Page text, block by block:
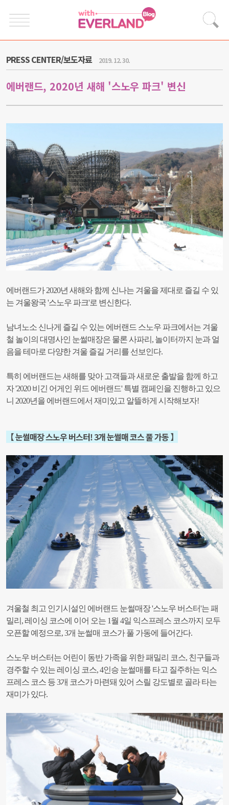
PRESS CENTER/보도자료 2019. 12. 30.
에버랜드, 2020년 새해 '스노우 파크' 변신
에버랜드가 2020년 새해와 함께 신나는 겨울을 제대로 즐길 수 있
는 겨울왕국 '스노우 파크'로 변신한다.
남녀노소 신나게 즐길 수 있는 에버랜드 스노우 파크에서는 겨울
철 놀이의 대명사인 눈썰매장은 물론 사파리, 놀이터까지 눈과 얼
음을 테마로 다양한 겨울 즐길 거리를 선보인다.
특히 에버랜드는 새해를 맞아 고객들과 새로운 출발을 함께 하고
자 '2020 비긴 어게인 위드 에버랜드' 특별 캠페인을 진행하고 있으
니 2020년을 에버랜드에서 재미있고 알뜰하게 시작해보자!
【 눈썰매장 스노우 버스터! 3개 눈썰매 코스 풀 가동 】
겨울철 최고 인기시설인 에버랜드 눈썰매장 '스노우 버스터'는 패
밀리, 레이싱 코스에 이어 오는 1월 4일 익스프레스 코스까지 모두
오픈할 예정으로, 3개 눈썰매 코스가 풀 가동에 들어간다.
스노우 버스터는 어린이 동반 가족을 위한 패밀리 코스, 친구들과
경주할 수 있는 레이싱 코스, 4인승 눈썰매를 타고 질주하는 익스
프레스 코스 등 3개 코스가 마련돼 있어 스릴 강도별로 골라 타는
재미가 있다.